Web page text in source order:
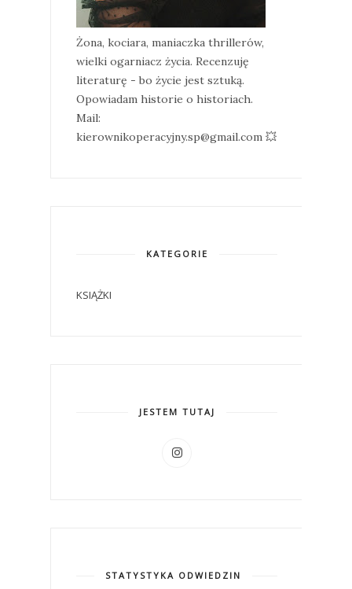
Żona, kociara, maniaczka thrillerów,
wielki ogarniacz życia. Recenzuję
literaturę - bo życie jest sztuką.
Opowiadam historie o historiach.
Mail:
kierownikoperacyjny.sp@gmail.com 💥
KATEGORIE
KSIĄŻKI
JESTEM TUTAJ
STATYSTYKA ODWIEDZIN